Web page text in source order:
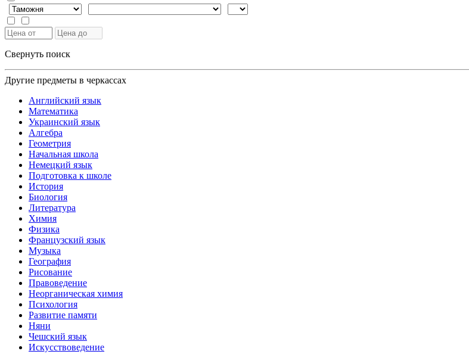
Свернуть поиск
Другие предметы в черкассах
Английский язык
Математика
Украинский язык
Алгебра
Геометрия
Начальная школа
Немецкий язык
Подготовка к школе
История
Биология
Литература
Химия
Физика
Французский язык
Музыка
География
Рисование
Правоведение
Неорганическая химия
Психология
Развитие памяти
Няни
Чешский язык
Искусствоведение